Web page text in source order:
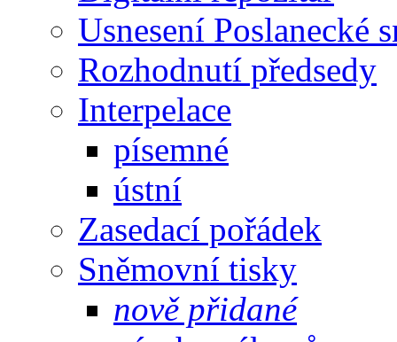
Usnesení Poslanecké
Rozhodnutí předsedy
Interpelace
písemné
ústní
Zasedací pořádek
Sněmovní tisky
nově přidané